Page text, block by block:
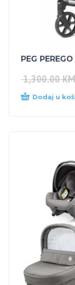
PEG
1,300.00KM
Dodaj u